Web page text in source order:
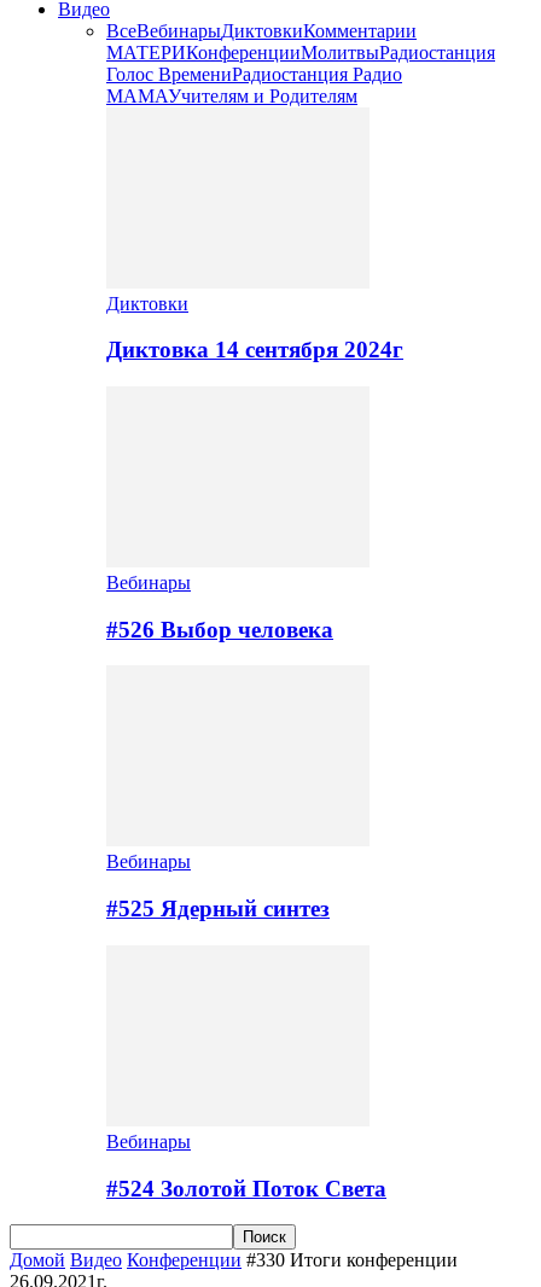
Видео
ВсеВебинарыДиктовкиКомментарии
МАТЕРИКонференцииМолитвыРадиостанция
Голос ВремениРадиостанция Радио
МАМАУчителям и Родителям
Диктовки
Диктовка 14 сентября 2024г
Вебинары
#526 Выбор человека
Вебинары
#525 Ядерный синтез
Вебинары
#524 Золотой Поток Cвета
Домой Видео Конференции #330 Итоги конференции
26.09.2021г.